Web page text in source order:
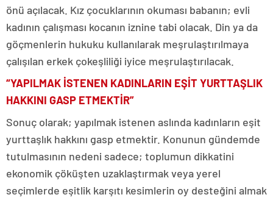
önü açılacak. Kız çocuklarının okuması babanın; evli
kadının çalışması kocanın iznine tabi olacak. Din ya da
göçmenlerin hukuku kullanılarak meşrulaştırılmaya
çalışılan erkek çokeşliliği iyice meşrulaştırılacak.
“YAPILMAK İSTENEN KADINLARIN EŞİT YURTTAŞLIK
HAKKINI GASP ETMEKTİR”
Sonuç olarak; yapılmak istenen aslında kadınların eşit
yurttaşlık hakkını gasp etmektir. Konunun gündemde
tutulmasının nedeni sadece; toplumun dikkatini
ekonomik çöküşten uzaklaştırmak veya yerel
seçimlerde eşitlik karşıtı kesimlerin oy desteğini almak